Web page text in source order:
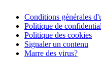
Conditions générales
Politique de
Politique des cookies
Signaler un contenu
Marre des virus?